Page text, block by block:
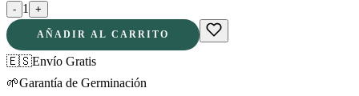
- 1 +
AÑADIR AL CARRITO
🇪🇸Envío Gratis
🌱Garantía de Germinación